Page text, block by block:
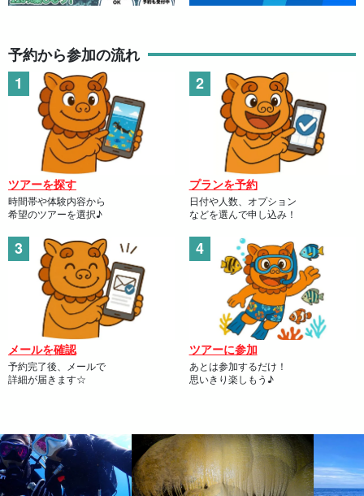
予約から参加の流れ
ツアーを探す
時間帯や体験内容から
希望のツアーを選択♪
プランを予約
日付や人数、オプション
などを選んで申し込み！
メールを確認
予約完了後、メールで
詳細が届きます☆
ツアーに参加
あとは参加するだけ！
思いきり楽しもう♪